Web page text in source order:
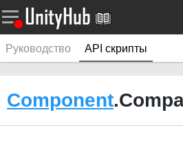
Руководство API скрипты
Component